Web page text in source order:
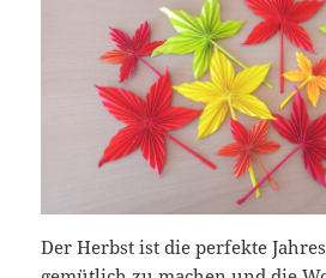
Der Herbst ist die perfekte